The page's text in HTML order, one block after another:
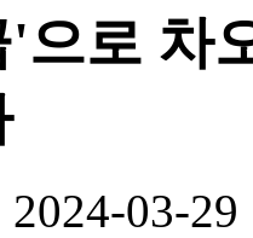
'으로 차
2024-03-29